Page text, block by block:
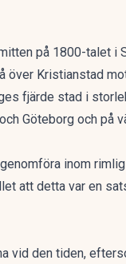
på 1800-talet i
Kristianstad
fjärde stad i
Göteborg och på
inom
att detta var en
vid den tiden,